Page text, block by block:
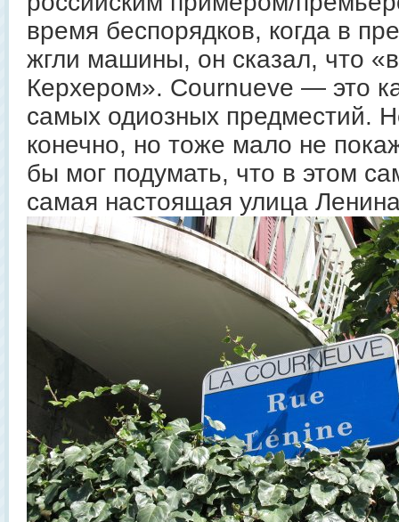
время беспорядков, когда в
жгли машины, он сказал, что
Керхером». Cournueve — это
самых одиозных предместий.
конечно, но тоже мало не
бы мог подумать, что в этом
самая настоящая улица